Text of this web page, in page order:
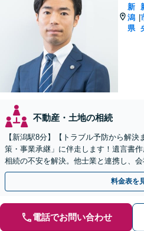
新
潟
県
|
不動産・土地の相続
【新潟駅8分】【トラブル予防から解
策・事業承継」に伴走します！遺言書
相続の不安を解決。他士業と連携し、会
る身近なパートナーです。【顧問先80
料金表を
電話でお問い合わせ